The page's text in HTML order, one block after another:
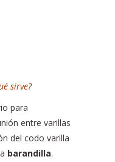
sirve?
para
entre varillas
del codo varilla
barandilla.